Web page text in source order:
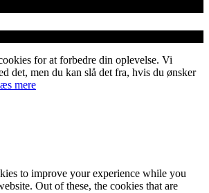
for at forbedre din oplevelse. Vi
det, men du kan slå det fra, hvis du ønsker
mere
to improve your experience while you
Out of these, the cookies that are